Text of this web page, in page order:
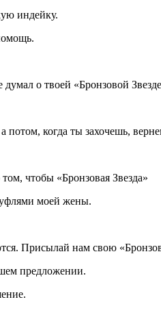
индейку.
о твоей «Бронзовой
когда ты захочешь,
чтобы «Бронзовая Звезда»
моей жены.
Присылай нам свою
предложении.